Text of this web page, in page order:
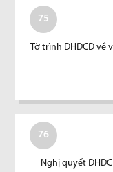
75
Tờ trình ĐHĐCĐ về
76
Nghị quyết